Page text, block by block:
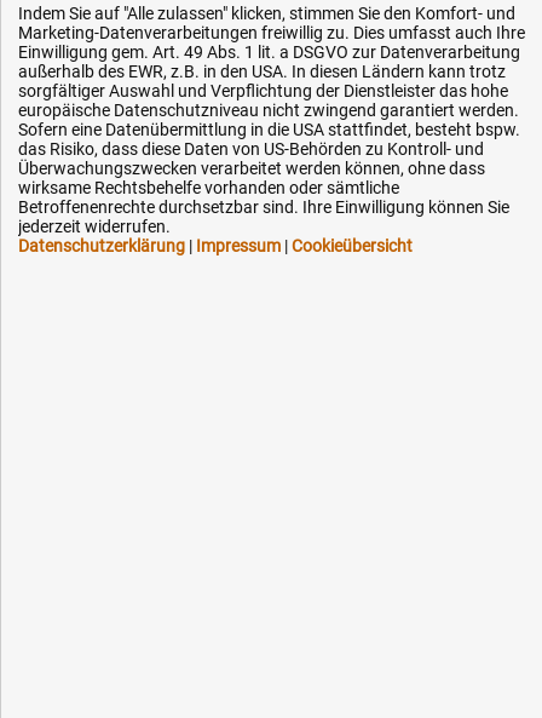
Impressum
Karriere
OEM-Ersatzteile
Technik-Hilfe
Downloads
Kontakt
Ihre Hytec-Hydraulik Vorteile
Indem Sie auf "Alle zulassen" klicken, stimmen Sie den Komfort- und
Marketing-Datenverarbeitungen freiwillig zu. Dies umfasst auch Ihre
Einwilligung gem. Art. 49 Abs. 1 lit. a DSGVO zur Datenverarbeitung
außerhalb des EWR, z.B. in den USA. In diesen Ländern kann trotz
sorgfältiger Auswahl und Verpflichtung der Dienstleister das hohe
europäische Datenschutzniveau nicht zwingend garantiert werden.
Sofern eine Datenübermittlung in die USA stattfindet, besteht bspw.
das Risiko, dass diese Daten von US-Behörden zu Kontroll- und
Überwachungszwecken verarbeitet werden können, ohne dass
wirksame Rechtsbehelfe vorhanden oder sämtliche
Betroffenenrechte durchsetzbar sind. Ihre Einwilligung können Sie
jederzeit widerrufen.
Datenschutzerklärung | Impressum |Cookieübersicht